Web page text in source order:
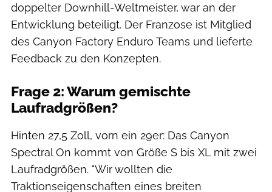
doppelter Downhill-Weltmeister, war an der
Entwicklung beteiligt. Der Franzose ist Mitglied
des Canyon Factory Enduro Teams und lieferte
Feedback zu den Konzepten.
Frage 2: Warum gemischte
Laufradgrößen?
Hinten 27,5 Zoll, vorn ein 29er: Das Canyon
Spectral On kommt von Größe S bis XL mit zwei
Laufradgrößen. "Wir wollten die
Traktionseigenschaften eines breiten